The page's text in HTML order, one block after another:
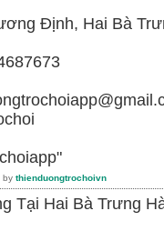
Định, Hai Bà
by thienduongtrochoivn
Tại Hai Bà Trưng